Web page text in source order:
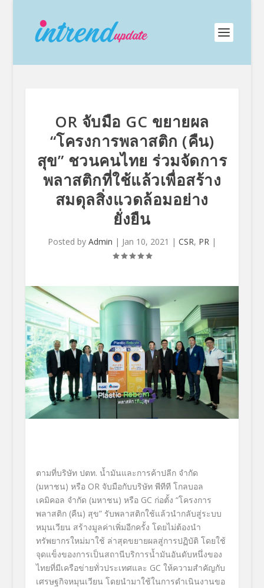
OR จับมือ GC ขยายผล
“โครงการพลาสติก (คืน)
สุข” ชวนคนไทย ร่วมจัดการ
พลาสติกที่ใช้แล้วเพื่อสร้าง
สมดุลสิ่งแวดล้อมอย่าง
ยั่งยืน
Posted by Admin | Jan 10, 2021 | CSR, PR|
ตามที่บริษัท ปตท. น้ำมันและการค้าปลีก จำกัด
(มหาชน) หรือ OR จับมือกับบริษัท พีทีที โกลบอล
เคมิคอล จำกัด (มหาชน) หรือ GC ก่อตั้ง “โครงการ
พลาสติก (คืน) สุข” รับพลาสติกใช้แล้วนำกลับสู่ระบบ
หมุนเวียน สร้างมูลค่าเพิ่มอีกครั้ง โดยไม่ต้องนำ
ทรัพยากรใหม่มาใช้ ล่าสุดขยายผลสู่การปฏิบัติ โดยใช้
จุดแข็งของการเป็นสถานีบริการน้ำมันอันดับหนึ่งของ
ไทยที่มีเครือข่ายทั่วประเทศและ GC ให้ความสำคัญกับ
เศรษฐกิจหมุนเวียน โดยนำมาใช้ในการดำเนินงานขอ